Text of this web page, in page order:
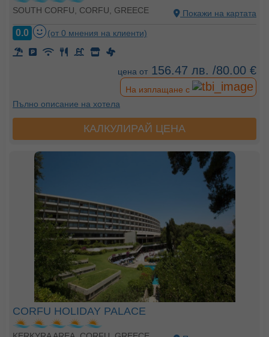
SOUTH CORFU, CORFU, GREECE Покажи на картата
0.0 (от 0 мнения на клиенти)
цена от 156.47 лв. /80.00 €
На изплащане с
Пълно описание на хотела
КАЛКУЛИРАЙ ЦЕНА
CORFU HOLIDAY PALACE